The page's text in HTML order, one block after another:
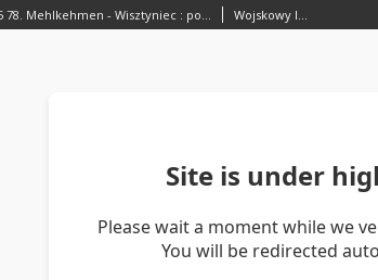
A 31 B 35 78. Mehlkehmen - Wisztyniec : podziałka 1:100.000 Wojskowy Instytut Geograficzny (Warszawa). Wydawca. Drukarz